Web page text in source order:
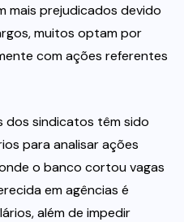
mais prejudicados devido
muitos optam por
com ações referentes
dos sindicatos têm sido
para analisar ações
o banco cortou vagas
em agências é
além de impedir